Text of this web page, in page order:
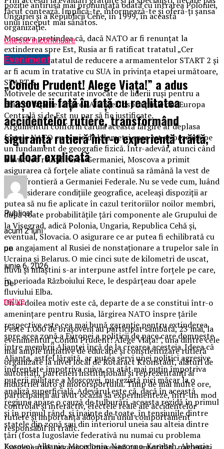
poziţie antirusă mai pronunţată odată cu intrarea Poloniei,
Ungariei şi a Republicii Cehe, în 1999, în această
organizaţie.
Moscova pretindea că, dacă NATO ar fi renunţat la
extinderea spre Est, Rusia ar fi ratificat tratatul „Cer
Deschis” şi tratatul de reducere a armamentelor START 2 şi
ar fi acum în tratative cu SUA în privinţa etapei următoare,
START 3.
Motivele de securitate invocate de liderii ruşi pentru a
obiecta faţă de lărgirea Alianţei înspre ţările din Europa
Centrală şi de Est nu par să fie justificate.
Argumentul conform căruia această lărgire ar deplasa
forţele NATO cu o mie de kilometri spre est se bazează pe
un fundament de geografie fizică. Într-adevăr, atunci când
a avut loc reunificarea Germaniei, Moscova a primit
asigurarea că forţele aliate continuă sa rămână la vest de
fosta frontieră a Germaniei Federale. Nu se vede cum, luând
în considerare condiţiile geografice, aceleaşi dispoziţii ar
putea să nu fie aplicate în cazul teritoriilor noilor membri,
după toate probabilităţile ţări componente ale Grupului de
la Vişegrad, adică Polonia, Ungaria, Republica Cehă şi,
eventual, Slovacia. O asigurare ce ar putea fi echilibrată cu
un angajament al Rusiei de nonstaţionare a trupelor sale în
Ucraina şi Belarus. O mie cinci sute de kilometri de uscat,
fluvii şi mlaştini s-ar interpune astfel între forţele pe care,
în perioada Războiului Rece, le despărţeau doar apele
fluviului Elba.
Un al doilea motiv este că, departe de a se constitui într-o
ameninţare pentru Rusia, lărgirea NATO înspre ţările
respective este cea mai bună garanţie pentru extinderea
spre acea zonă a Europei a politicii de pace care domneşte
între membrii Alianţei încă de la crearea acesteia. Ideea că
Alianţa, astfel lărgită, ar putea servi unei politici agresive
îndreptate împotriva cuiva, cu atât mai puţin împotriva
puterii militare a Moscovei, nu rezistă nici măcar la o
analiză superficială. Adevărul este că, dacă în această
regiune apare o cauză de tulburări, aceasta rezidă în primul
şi în primul rând, şi înainte de toate, în tensiunile dintre
statele din zonă sau din interiorul uneia sau alteia dintre
ţări (fosta Iugoslavie federativă nu numai cu problema
Kosovo), Albania, Macedonia, Nagorno-Karabah, Abhazia,
făcut contează. Implică-te, informează-te și oferă-ți șansa
unui început mai sănătos.
Citeste in continuare
Eveniment
„Condu Prudent! Alege Viața!” a adus
brașovenii față în față cu realitatea
accidentelor rutiere, transformând
siguranța rutieră într-o experiență trăită,
nu doar explicată
Publicat
acum 2 luni
pe
iunie 6, 2026
De
native
Peste 1.000 de brașoveni au participat sâmbătă, 23 mai, la
evenimentul „Condu Prudent! Alege Viața!”, una dintre cele
mai ample inițiative de educație și conștientizare rutieră
organizate la nivel local de Rotaract Kronstadt, alături de
autorități, parteneri instituționali și reprezentanți ai
industriei auto și motorsportului. Timp de mai multe ore,
participanții au avut ocazia să experimenteze, într-un mod
controlat și interactiv, efectele reale ale accidentelor
rutiere și importanța adoptării unui comportament
responsabil în trafic.